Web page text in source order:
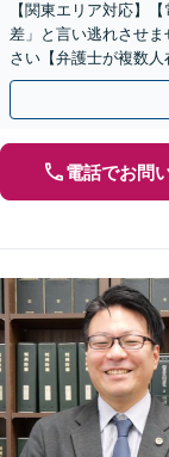
【関東エリア対応】
差」と言い逃れさせ
さい【弁護士が複数
返金・賠償請求をサ
電話でお問